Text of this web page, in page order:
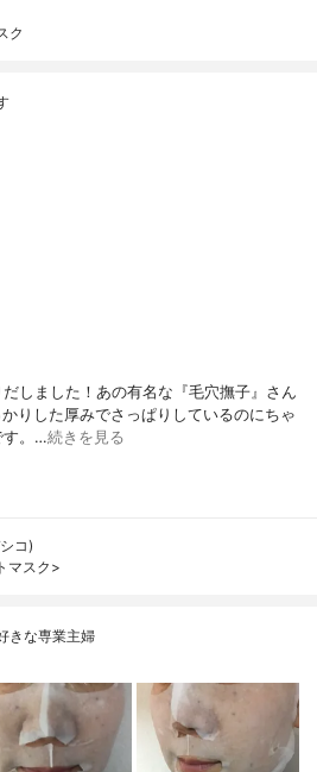
ク
しました！あの有名な『毛穴撫子』さん
りした厚みでさっぱりしているのにちゃ
す。…続きを見る
コ)
マスク>
きな専業主婦